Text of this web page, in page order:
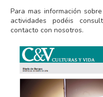
Para mas información
actividades podéis
contacto con nosotros.